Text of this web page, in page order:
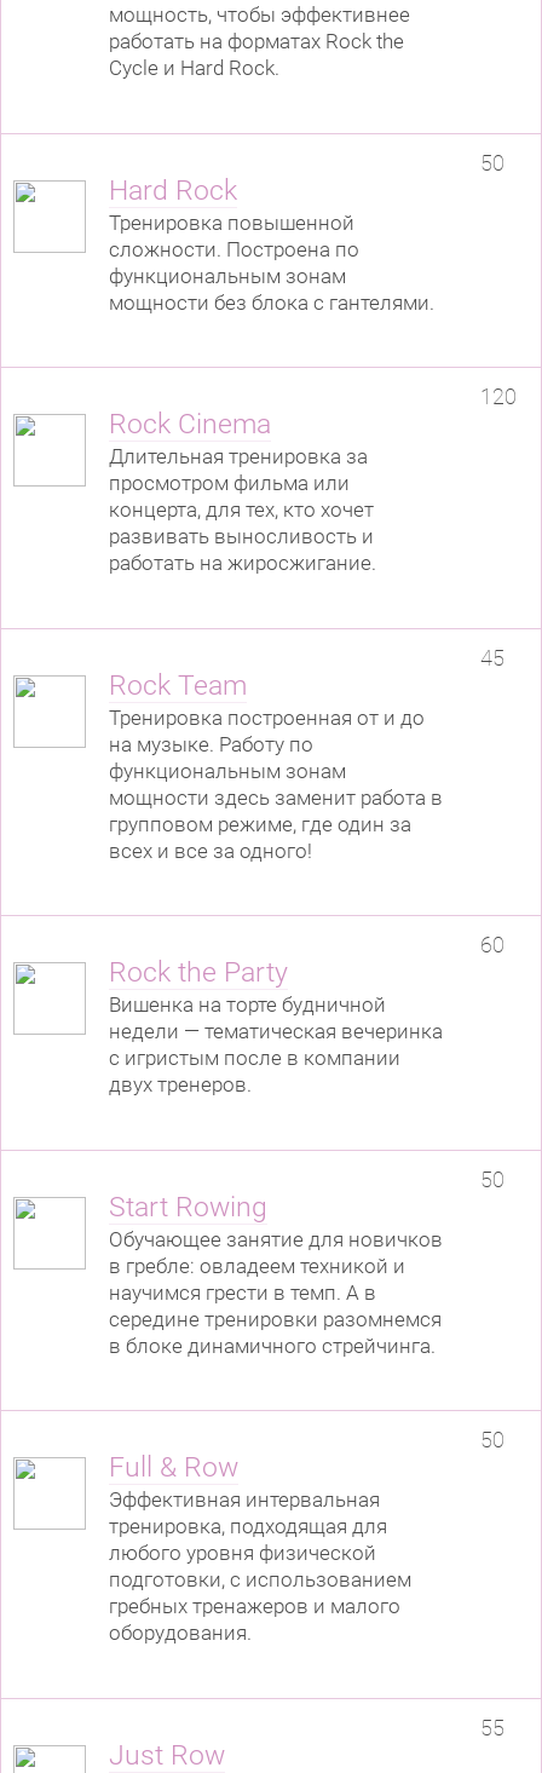
мощность, чтобы эффективнее
работать на форматах Rock the
Cycle и Hard Rock.
Hard Rock
Тренировка повышенной
сложности. Построена по
функциональным зонам
мощности без блока с гантелями.
50
Rock Cinema
Длительная тренировка за
просмотром фильма или
концерта, для тех, кто хочет
развивать выносливость и
работать на жиросжигание.
120
Rock Team
Тренировка построенная от и до
на музыке. Работу по
функциональным зонам
мощности здесь заменит работа в
групповом режиме, где один за
всех и все за одного!
45
Rock the Party
Вишенка на торте будничной
недели — тематическая вечеринка
с игристым после в компании
двух тренеров.
60
Start Rowing
Обучающее занятие для новичков
в гребле: овладеем техникой и
научимся грести в темп. А в
середине тренировки разомнемся
в блоке динамичного стрейчинга.
50
Full & Row
Эффективная интервальная
тренировка, подходящая для
любого уровня физической
подготовки, с использованием
гребных тренажеров и малого
оборудования.
50
Just Row
55